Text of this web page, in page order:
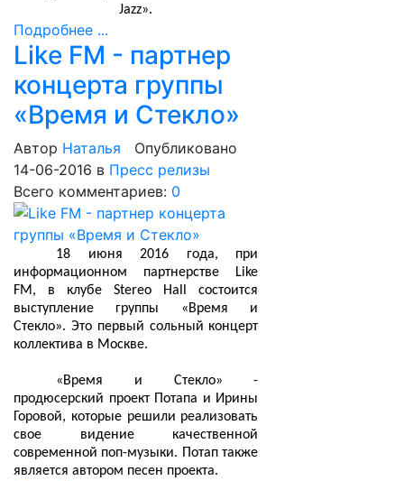
Jazz».
Подробнее ...
Like FM - партнер
концерта группы
«Время и Стекло»
Автор Наталья
Опубликовано
14-06-2016 в Пресс релизы
Всего комментариев: 0
18 июня 2016 года, при
информационном партнерстве Like
FM, в клубе Stereo Hall состоится
выступление группы «Время и
Стекло». Это первый сольный концерт
коллектива в Москве.
«Время и Стекло» -
продюсерский проект Потапа и Ирины
Горовой, которые решили реализовать
свое видение качественной
современной поп-музыки. Потап также
является автором песен проекта.